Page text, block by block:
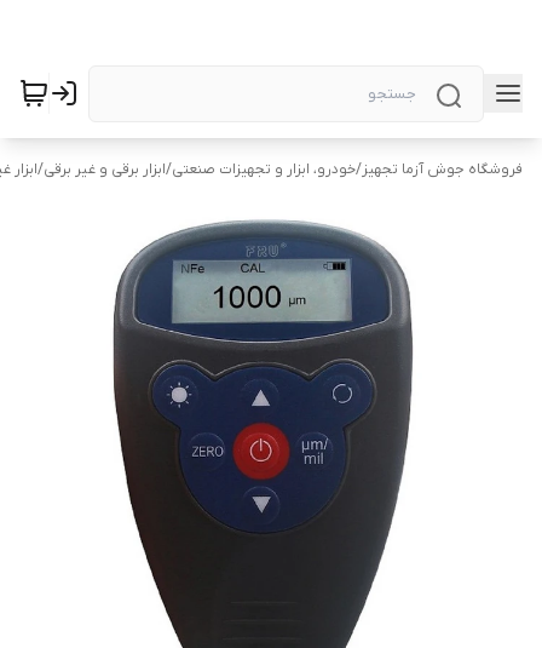
فروشگاه جوش آزما تجهیز/خودرو، ابزار و تجهیزات صنعتی/ابزار برقی و غیر برقی/ابزار